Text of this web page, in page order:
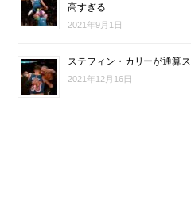
高すぎる
2021年9月1日
ステフィン・カリーが通算
2021年12月16日